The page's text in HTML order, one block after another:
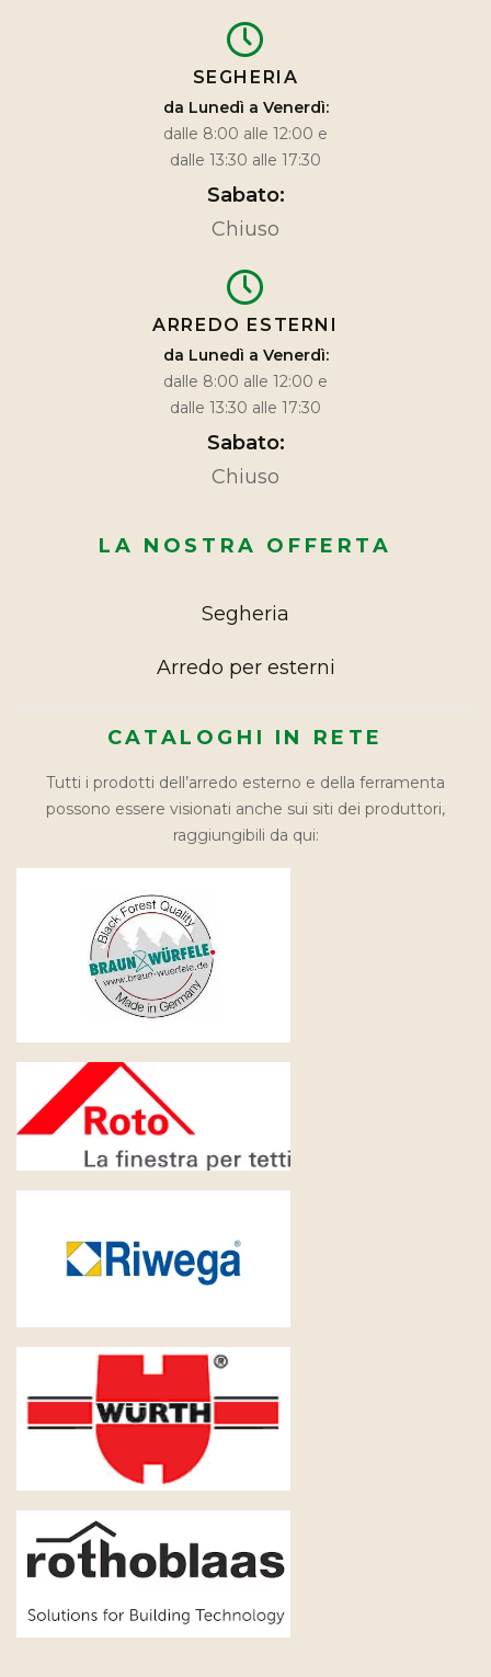
SEGHERIA
da Lunedì a Venerdì:
dalle 8:00 alle 12:00 e
dalle 13:30 alle 17:30
Sabato:
Chiuso
ARREDO ESTERNI
da Lunedì a Venerdì:
dalle 8:00 alle 12:00 e
dalle 13:30 alle 17:30
Sabato:
Chiuso
LA NOSTRA OFFERTA
Segheria
Arredo per esterni
CATALOGHI IN RETE
Tutti i prodotti dell’arredo esterno e della ferramenta
possono essere visionati anche sui siti dei produttori,
raggiungibili da qui: